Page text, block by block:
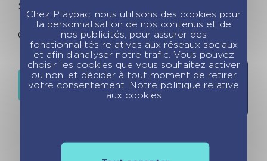
S'organiser n'a jamais été aussi simple !
Out of stock
Où trouver ce livre ?
Ajouter à
la liste de
Chez Playbac, nous utilisons des cookies pour
la personnalisation de nos contenus et de
nos publicités, pour assurer des
fonctionnalités relatives aux réseaux sociaux
et afin d’analyser notre trafic. Vous pouvez
choisir les cookies que vous souhaitez activer
ou non, et décider à tout moment de retirer
votre consentement. Notre politique relative
aux cookies